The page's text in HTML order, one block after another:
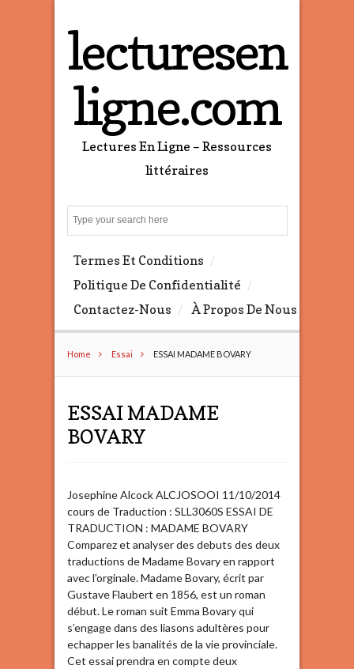
lecturesen
ligne.com
Lectures En Ligne – Ressources
littéraires
e
Termes Et Conditions
Politique De Confidentialité
Contactez-Nous
À Propos De Nous
Home Essai ESSAI MADAME BOVARY
ESSAI MADAME
BOVARY
Josephine Alcock ALCJOSOOI 11/10/2014
cours de Traduction : SLL3060S ESSAI DE
TRADUCTION : MADAME BOVARY
Comparez et analyser des debuts des deux
traductions de Madame Bovary en rapport
avec l’orginale. Madame Bovary, écrit par
Gustave Flaubert en 1856, est un roman
début. Le roman suit Emma Bovary qui
s’engage dans des liasons adultères pour
echapper les banalités de la vie provinciale.
Cet essai prendra en compte deux